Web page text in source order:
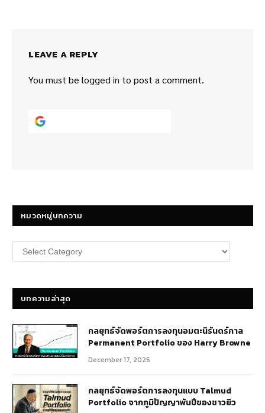
LEAVE A REPLY
You must be logged in to post a comment.
หมวดหมู่บทความ
หมวด
หมู่
บทความล่าสุด
กลยุทธ์​จัดพอร์ตการลงทุนอมตะนิรันดร์กาล
Permanent Portfolio ของ Harry Browne
December 17, 2025
กลยุทธ์จัดพอร์ตการลงทุนแบบ Talmud
Portfolio จากภูมิปัญญาพันปีของชาวยิว